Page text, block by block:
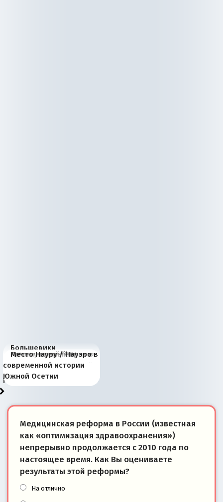
Большевики
отличаются от «Яблока»
тем, что они -
победители
Киевская марионетка
Запада рассказала о
«переобувании» хозяев
В России назрели
перемены: 15 шагов к
суверенной экономике
Миграционный пожар
Европы
Россия начинает
сбрасывать балласт
Анкориджа
Россия зимой 1904
года: первые уступки во
внутренней политике
Русская нация вчера и
сегодня
Почему правый крах в
Варшаве не поможет её
отношениям с Россией?
Место Науру / Науэро в
современной истории
Южной Осетии
Медицинская реформа в России (известная
как «оптимизация здравоохранения»)
непрерывно продолжается с 2010 года по
настоящее время. Как Вы оцениваете
результаты этой реформы?
На отлично